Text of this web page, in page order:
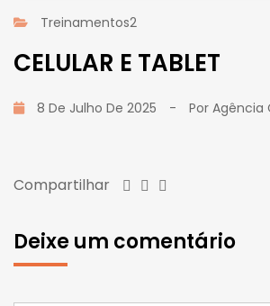
Treinamentos2
CELULAR E TABLET
8 De Julho De 2025 - Por Agência
Compartilhar
Deixe um comentário